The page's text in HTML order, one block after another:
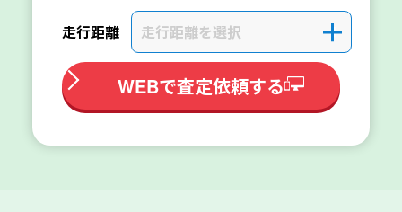
走行距離 走行距離を選択 ＋
WEBで査定依頼する